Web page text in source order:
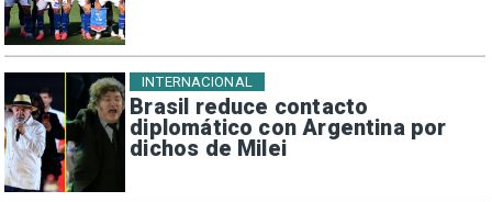
Brasil reduce contacto
diplomático con Argentina por
dichos de Milei
INTERNACIONAL